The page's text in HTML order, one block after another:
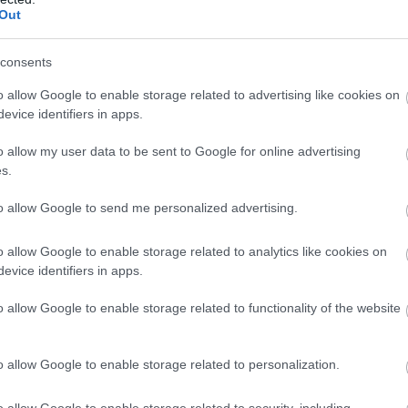
allow Google to enable storage related to advertising like cookies on
identifiers in apps.
allow my user data to be sent to Google for online advertising
allow Google to send me personalized advertising.
allow Google to enable storage related to analytics like cookies on
identifiers in apps.
allow Google to enable storage related to functionality of the website
allow Google to enable storage related to personalization.
trükk, amely sokat
Döbbenetes felvételek
Koreából
10 magyar sztár titkos
tudott az ország
emelik a
A hatalomváltás
titkai - Dőlnek a
35 éve generációkat hoz
össze a Művészetek
Völgye
amitől még a régi Trabant
órák alatt
összeomolhatnak
zöldsége? Így
meg a
mozdulataiban